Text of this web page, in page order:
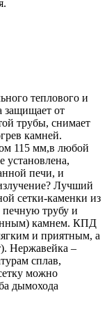
теплового и
защищает от
трубы, снимает
камней.
115 мм,в любой
установлена,
печи, и
Лучший
сетки-каменки из
трубу и
камнем. КПД
и приятным, а
Нержавейка –
сплав,
можно
дымохода